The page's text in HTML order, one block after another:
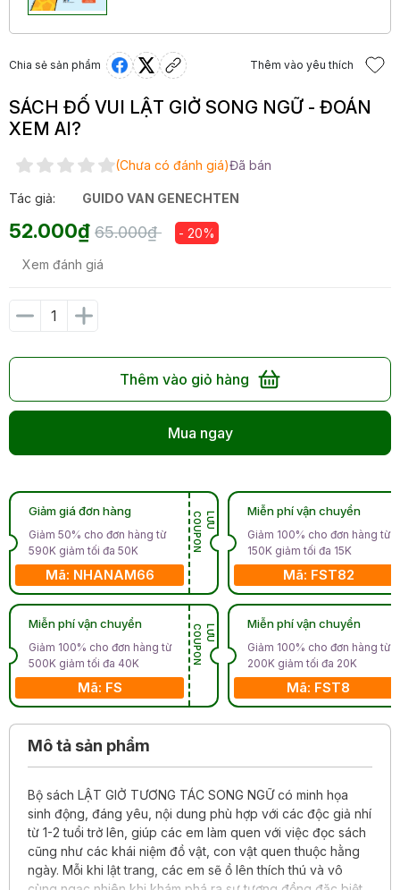
Chia sẻ sản phẩm Thêm vào yêu thích
SÁCH ĐỐ VUI LẬT GIỞ SONG NGỮ - ĐOÁN
XEM AI?
(Chưa có đánh giá)Đã bán
Tác giả: GUIDO VAN GENECHTEN
52.000₫ 65.000₫ - 20%
Xem đánh giá
Thêm vào giỏ hàng
Mua ngay
Giảm giá đơn hàng
Giảm 50% cho đơn hàng từ
590K giảm tối đa 50K
Mã: NHANAM66
L
Ư
U
C
O
U
P
O
N
Miễn phí vận chuyển
Giảm 100% cho đơn hàng từ
500K giảm tối đa 40K
Mã: FS
L
Ư
U
C
O
U
P
O
N
Miễn phí vận chuyển
Giảm 100% cho đơn hàng từ
150K giảm tối đa 15K
Mã: FST82
Miễn phí vận chuyển
Giảm 100% cho đơn hàng từ
200K giảm tối đa 20K
Mã: FST8
Mô tả sản phẩm
Bộ sách LẬT GIỞ TƯƠNG TÁC SONG NGỮ có minh họa
sinh động, đáng yêu, nội dung phù hợp với các độc giả nhí
từ 1-2 tuổi trở lên, giúp các em làm quen với việc đọc sách
cũng như các khái niệm đồ vật, con vật quen thuộc hằng
ngày. Mỗi khi lật trang, các em sẽ ồ lên thích thú và vô